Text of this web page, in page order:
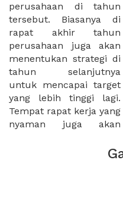
perusahaan di tahun
tersebut. Biasanya di
rapat akhir tahun
perusahaan juga akan
menentukan strategi di
tahun selanjutnya
untuk mencapai target
yang lebih tinggi lagi.
Tempat rapat kerja yang
nyaman juga akan
karena biasanya rapat
kerja tahunan maupun
rapat kerja bulanan
akan memakan waktu
yang cukup panjang.
Sehingga makanan akan
menjadi teman yang
baik selama rapat kerja